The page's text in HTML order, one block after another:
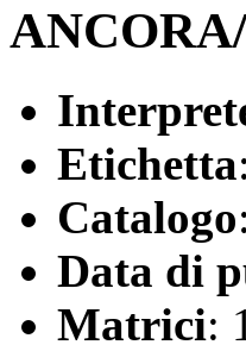
Etichetta
Catalogo
Data di
Matrici: